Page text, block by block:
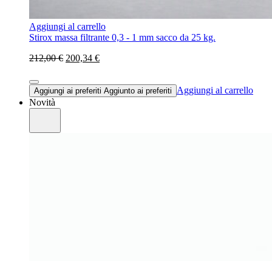
Aggiungi al carrello
Stirox massa filtrante 0,3 - 1 mm sacco da 25 kg.
212,00 € 200,34 €
Aggiungi ai preferiti Aggiunto ai preferiti
Aggiungi al carrello
Novità